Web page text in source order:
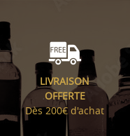
LIVRAISON
OFFERTE
Dès 200€ d'achat